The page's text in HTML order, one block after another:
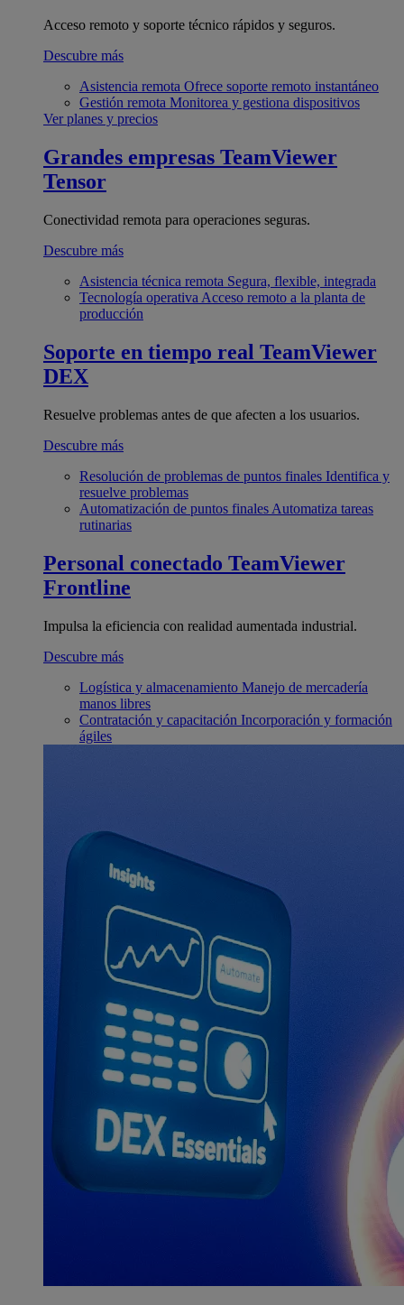
Acceso remoto y soporte técnico rápidos y seguros.
Descubre más
Asistencia remota Ofrece soporte remoto instantáneo
Gestión remota Monitorea y gestiona dispositivos
Ver planes y precios
Grandes empresas TeamViewer
Tensor
Conectividad remota para operaciones seguras.
Descubre más
Asistencia técnica remota Segura, flexible, integrada
Tecnología operativa Acceso remoto a la planta de
producción
Soporte en tiempo real TeamViewer
DEX
Resuelve problemas antes de que afecten a los usuarios.
Descubre más
Resolución de problemas de puntos finales Identifica y
resuelve problemas
Automatización de puntos finales Automatiza tareas
rutinarias
Personal conectado TeamViewer
Frontline
Impulsa la eficiencia con realidad aumentada industrial.
Descubre más
Logística y almacenamiento Manejo de mercadería
manos libres
Contratación y capacitación Incorporación y formación
ágiles